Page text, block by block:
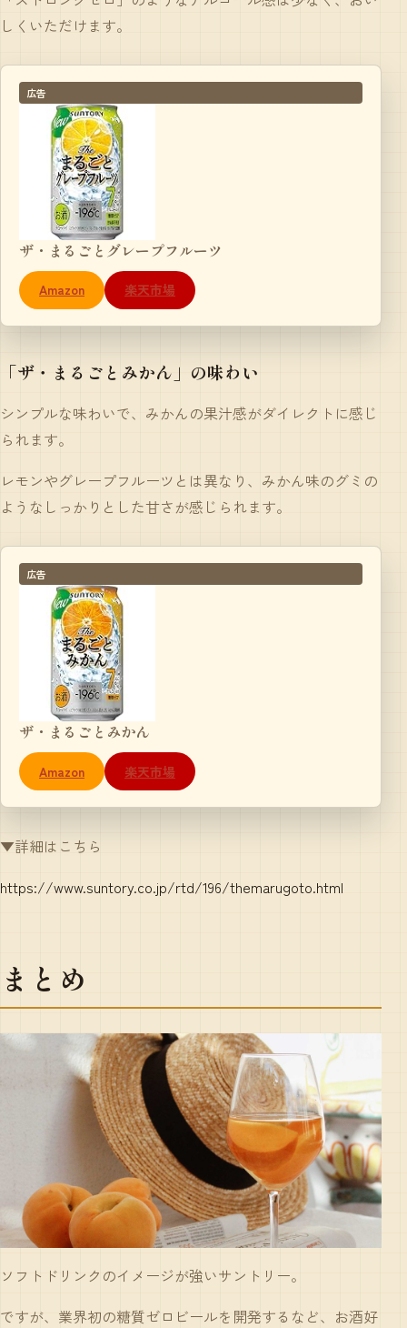
しくいただけます。
広告
ザ・まるごとグレープフルーツ
Amazon 楽天市場
「ザ・まるごとみかん」の味わい
シンプルな味わいで、みかんの果汁感がダイレクトに感じ
られます。
レモンやグレープフルーツとは異なり、みかん味のグミの
ようなしっかりとした甘さが感じられます。
広告
ザ・まるごとみかん
Amazon 楽天市場
▼詳細はこちら
https://www.suntory.co.jp/rtd/196/themarugoto.html
まとめ
ソフトドリンクのイメージが強いサントリー。
ですが、業界初の糖質ゼロビールを開発するなど、お酒好